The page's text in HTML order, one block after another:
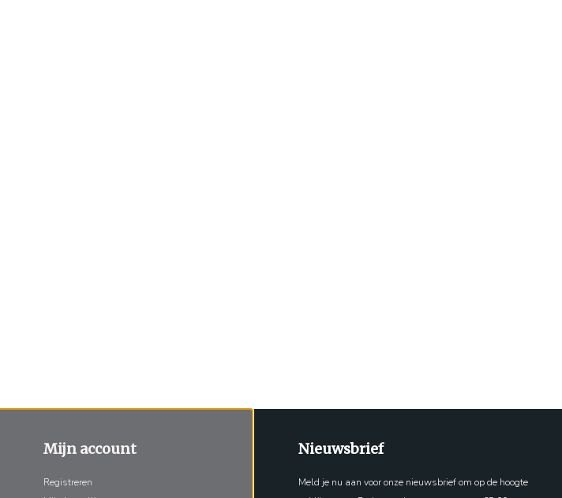
Mijn account
Registreren
Nieuwsbrief
Meld je nu aan voor onze nieuwsbrief om op de hoogte